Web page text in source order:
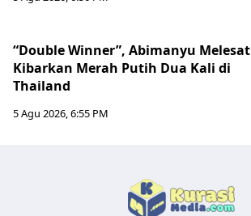
“Double Winner”, Abimanyu Melesat
Kibarkan Merah Putih Dua Kali di
Thailand
5 Agu 2026, 6:55 PM